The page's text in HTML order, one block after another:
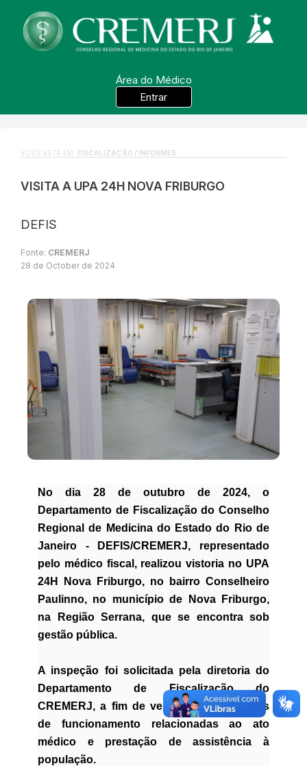
Área do Médico
Entrar
VOCÊ ESTÁ EM: FISCALIZAÇÃO / INFORMES
VISITA A UPA 24H NOVA FRIBURGO
DEFIS
Fonte: CREMERJ
28 de October de 2024
No dia 28 de outubro de 2024, o
Departamento de Fiscalização do Conselho
Regional de Medicina do Estado do Rio de
Janeiro - DEFIS/CREMERJ, representado
pelo médico fiscal, realizou vistoria no UPA
24H Nova Friburgo, no bairro Conselheiro
Paulinno, no município de Nova Friburgo,
na Região Serrana, que se encontra sob
gestão pública.
A inspeção foi solicitada pela diretoria do
Departamento de Fiscalização do
CREMERJ, a fim de verificar as condições
de funcionamento relacionadas ao ato
médico e prestação de assistência à
população.